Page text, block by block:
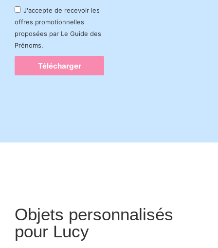
J'accepte de recevoir les
offres promotionnelles
proposées par Le Guide des
Prénoms.
Télécharger
Objets personnalisés
pour Lucy